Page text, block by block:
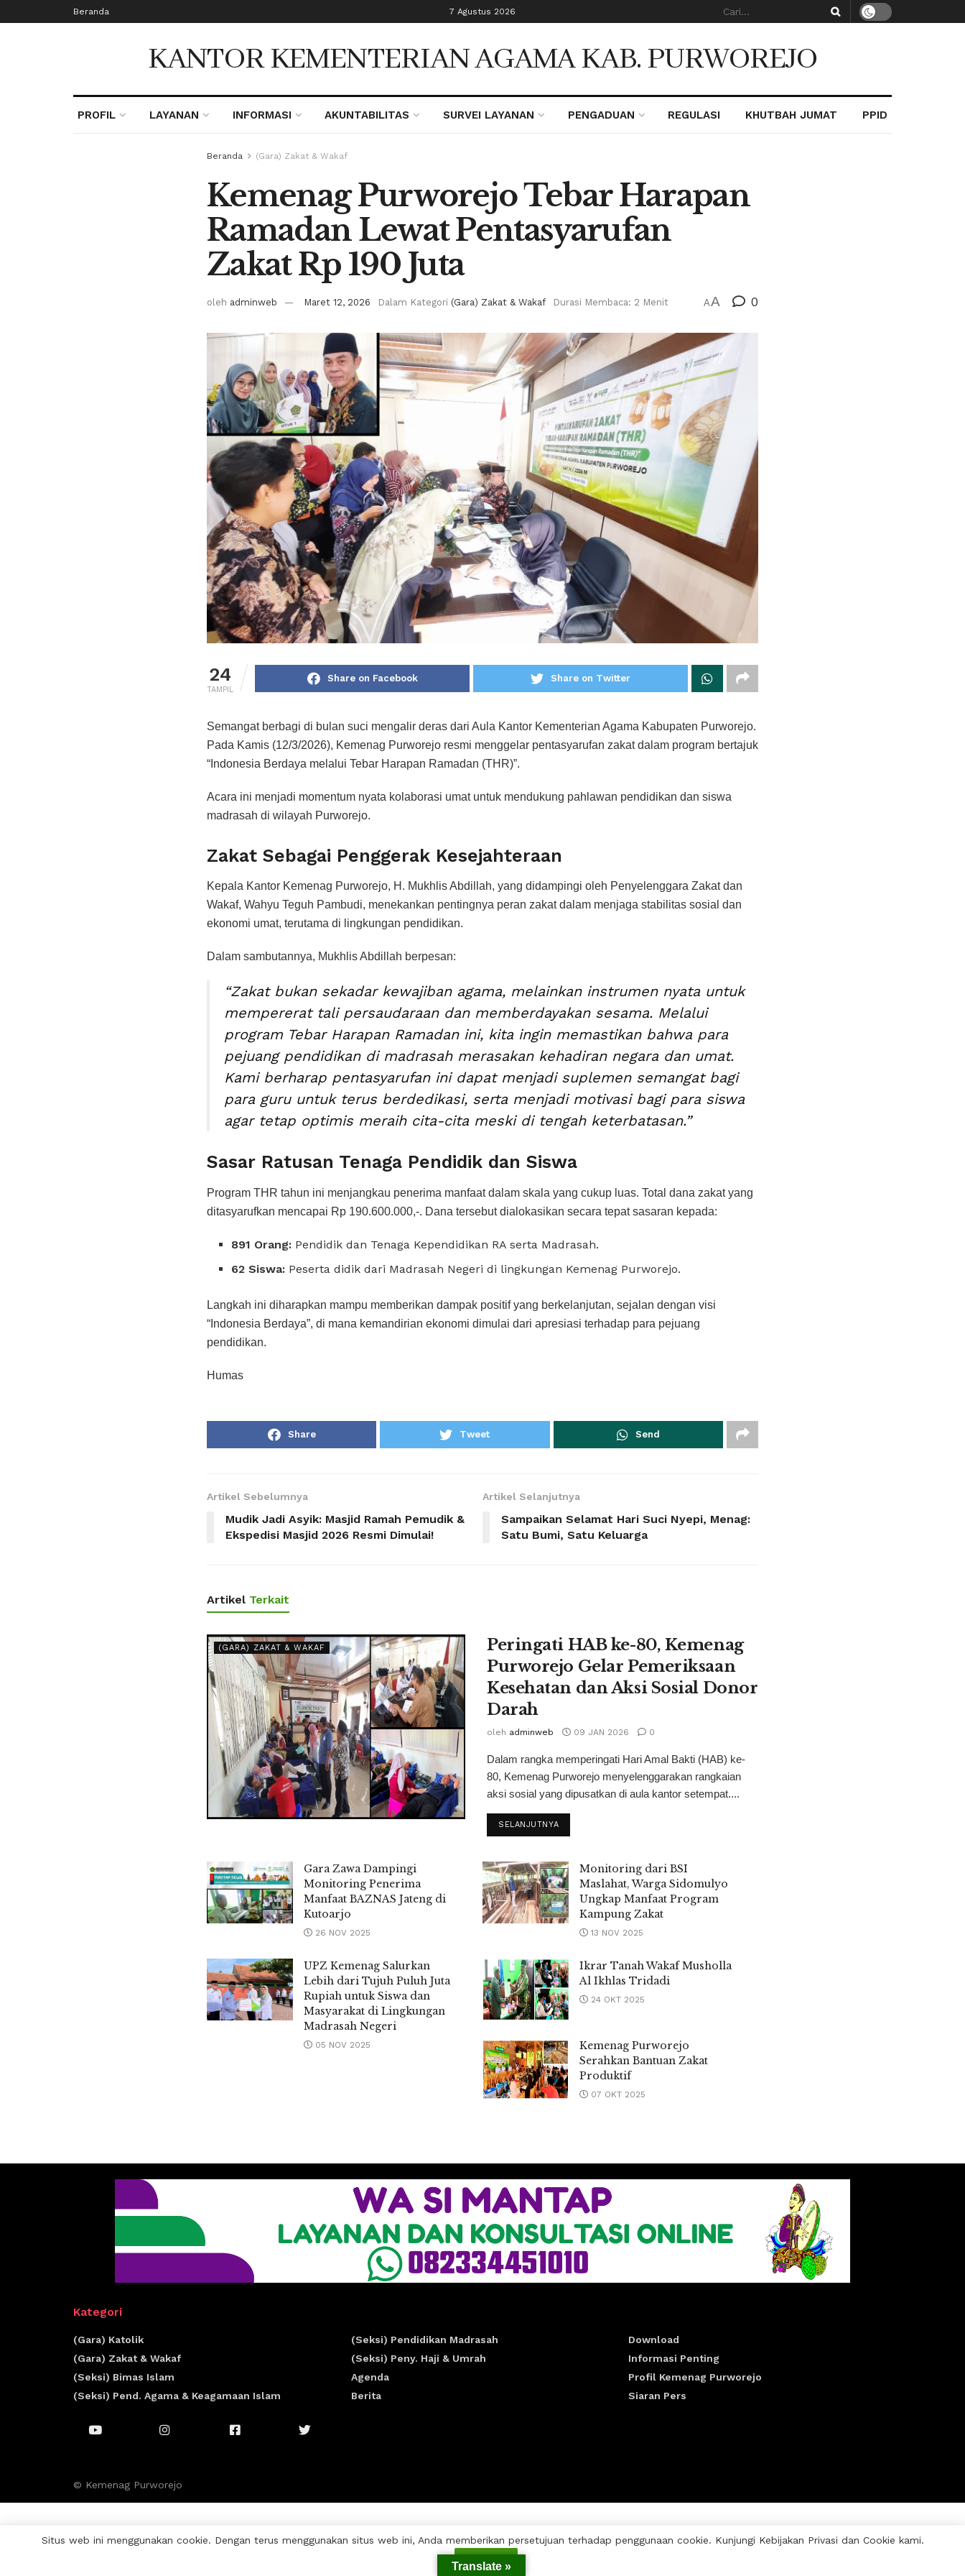
Beranda 7 Agustus 2026
KANTOR KEMENTERIAN AGAMA KAB. PURWOREJO
PROFIL LAYANAN INFORMASI AKUNTABILITAS SURVEI LAYANAN PENGADUAN REGULASI KHUTBAH JUMAT PPID
Beranda (Gara) Zakat & Wakaf
Kemenag Purworejo Tebar Harapan
Ramadan Lewat Pentasyarufan
Zakat Rp 190 Juta
oleh adminweb Maret 12, 2026 Dalam Kategori (Gara) Zakat & Wakaf Durasi Membaca: 2 Menit AA 0
24
TAMPIL
Share on Facebook Share on Twitter
Semangat berbagi di bulan suci mengalir deras dari Aula Kantor Kementerian Agama Kabupaten Purworejo.
Pada Kamis (12/3/2026), Kemenag Purworejo resmi menggelar pentasyarufan zakat dalam program bertajuk
“Indonesia Berdaya melalui Tebar Harapan Ramadan (THR)”.
Acara ini menjadi momentum nyata kolaborasi umat untuk mendukung pahlawan pendidikan dan siswa
madrasah di wilayah Purworejo.
Zakat Sebagai Penggerak Kesejahteraan
Kepala Kantor Kemenag Purworejo, H. Mukhlis Abdillah, yang didampingi oleh Penyelenggara Zakat dan
Wakaf, Wahyu Teguh Pambudi, menekankan pentingnya peran zakat dalam menjaga stabilitas sosial dan
ekonomi umat, terutama di lingkungan pendidikan.
Dalam sambutannya, Mukhlis Abdillah berpesan:
“Zakat bukan sekadar kewajiban agama, melainkan instrumen nyata untuk
mempererat tali persaudaraan dan memberdayakan sesama. Melalui
program Tebar Harapan Ramadan ini, kita ingin memastikan bahwa para
pejuang pendidikan di madrasah merasakan kehadiran negara dan umat.
Kami berharap pentasyarufan ini dapat menjadi suplemen semangat bagi
para guru untuk terus berdedikasi, serta menjadi motivasi bagi para siswa
agar tetap optimis meraih cita-cita meski di tengah keterbatasan.”
Sasar Ratusan Tenaga Pendidik dan Siswa
Program THR tahun ini menjangkau penerima manfaat dalam skala yang cukup luas. Total dana zakat yang
ditasyarufkan mencapai Rp 190.600.000,-. Dana tersebut dialokasikan secara tepat sasaran kepada:
891 Orang: Pendidik dan Tenaga Kependidikan RA serta Madrasah.
62 Siswa: Peserta didik dari Madrasah Negeri di lingkungan Kemenag Purworejo.
Langkah ini diharapkan mampu memberikan dampak positif yang berkelanjutan, sejalan dengan visi
“Indonesia Berdaya”, di mana kemandirian ekonomi dimulai dari apresiasi terhadap para pejuang
pendidikan.
Humas
Share Tweet Send
Artikel Sebelumnya
Mudik Jadi Asyik: Masjid Ramah Pemudik &
Ekspedisi Masjid 2026 Resmi Dimulai!
Artikel Selanjutnya
Sampaikan Selamat Hari Suci Nyepi, Menag:
Satu Bumi, Satu Keluarga
Artikel Terkait
(GARA) ZAKAT & WAKAF
Peringati HAB ke-80, Kemenag
Purworejo Gelar Pemeriksaan
Kesehatan dan Aksi Sosial Donor
Darah
oleh adminweb 09 JAN 2026 0
Dalam rangka memperingati Hari Amal Bakti (HAB) ke-
80, Kemenag Purworejo menyelenggarakan rangkaian
aksi sosial yang dipusatkan di aula kantor setempat....
SELANJUTNYA
Gara Zawa Dampingi
Monitoring Penerima
Manfaat BAZNAS Jateng di
Kutoarjo
26 NOV 2025
Monitoring dari BSI
Maslahat, Warga Sidomulyo
Ungkap Manfaat Program
Kampung Zakat
13 NOV 2025
UPZ Kemenag Salurkan
Lebih dari Tujuh Puluh Juta
Rupiah untuk Siswa dan
Masyarakat di Lingkungan
Madrasah Negeri
05 NOV 2025
Ikrar Tanah Wakaf Musholla
Al Ikhlas Tridadi
24 OKT 2025
Kemenag Purworejo
Serahkan Bantuan Zakat
Produktif
07 OKT 2025
Kategori
(Gara) Katolik
(Gara) Zakat & Wakaf
(Seksi) Bimas Islam
(Seksi) Pend. Agama & Keagamaan Islam
(Seksi) Pendidikan Madrasah
(Seksi) Peny. Haji & Umrah
Agenda
Berita
Download
Informasi Penting
Profil Kemenag Purworejo
Siaran Pers
© Kemenag Purworejo
Translate »
Situs web ini menggunakan cookie. Dengan terus menggunakan situs web ini, Anda memberikan persetujuan terhadap penggunaan cookie. Kunjungi Kebijakan Privasi dan Cookie kami.
Setuju